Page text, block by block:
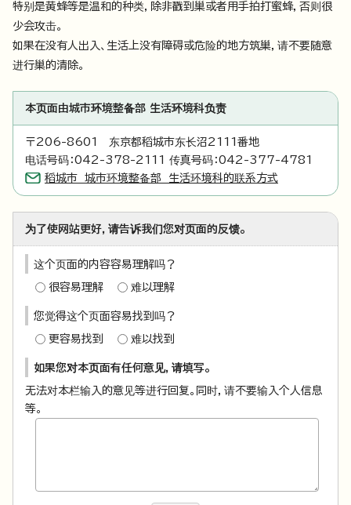
特别是黄蜂等是温和的种类，除非戳到巢或者用手拍打蜜蜂，否则很
少会攻击。
如果在没有人出入、生活上没有障碍或危险的地方筑巢，请不要随意
进行巢的清除。
本页面由城市环境整备部 生活环境科负责
〒206-8601 东京都稻城市东长沼2111番地
电话号码：042-378-2111 传真号码：042-377-4781
稻城市 城市环境整备部 生活环境科的联系方式
为了使网站更好，请告诉我们您对页面的反馈。
这个页面的内容容易理解吗？
很容易理解 难以理解
您觉得这个页面容易找到吗？
更容易找到 难以找到
如果您对本页面有任何意见，请填写。
无法对本栏输入的意见等进行回复。同时，请不要输入个人信息
等。